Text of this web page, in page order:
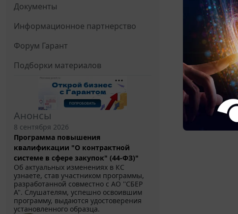
Документы
Информационное партнерство
Форум Гарант
Подборки материалов
Анонсы
8 сентября 2026
Программа повышения
квалификации "О контрактной
системе в сфере закупок" (44-ФЗ)"
Об актуальных изменениях в КС
узнаете, став участником программы,
разработанной совместно с АО ''СБЕР
А". Слушателям, успешно освоившим
программу, выдаются удостоверения
установленного образца.